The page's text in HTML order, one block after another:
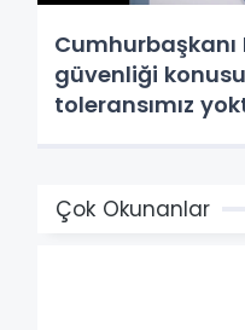
Cumhurbaşkanı
güvenliği
toleransımız
Çok Okunanlar